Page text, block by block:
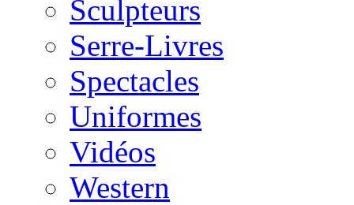
Sculpteurs
Serre-Livres
Spectacles
Uniformes
Vidéos
Western